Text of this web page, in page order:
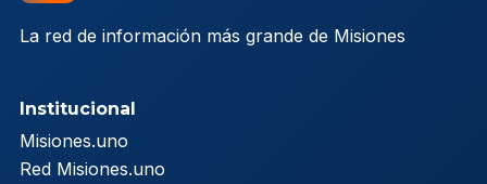
La red de información más grande de Misiones
Institucional
Misiones.uno
Red Misiones.uno